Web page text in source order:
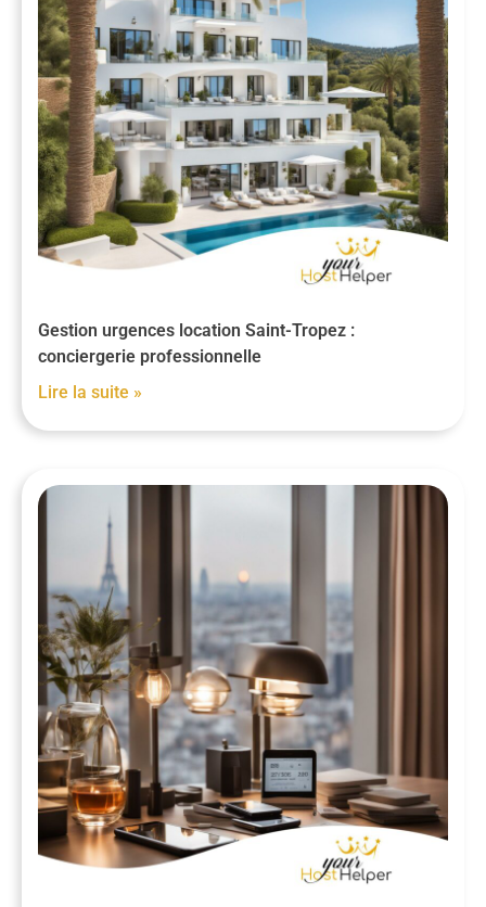
Gestion urgences location Saint-Tropez :
conciergerie professionnelle
Lire la suite »